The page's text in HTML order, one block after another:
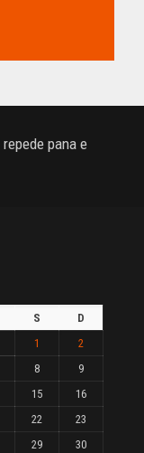
repede pana e
S
D
1
2
8
9
15
16
22
23
29
30